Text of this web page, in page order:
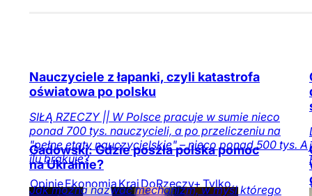
Nauczyciele z łapanki, czyli katastrofa
oświatowa po polsku
SIŁĄ RZECZY || W Polsce pracuje w sumie nieco
ponad 700 tys. nauczycieli, a po przeliczeniu na
"pełne etaty nauczycielskie" – nieco ponad 500 tys. A
ilu brakuje?
OpinieEkonomiaKrajDoRzeczy+Tylko
Gadowski: Gdzie poszła polska pomoc
na Ukrainie?
Jak można nazwać mechanizm, w myśl którego